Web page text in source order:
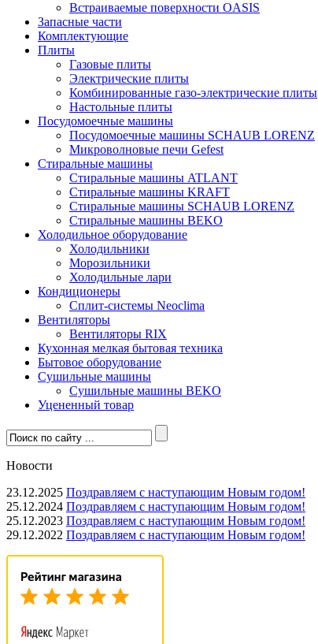
Встраиваемые поверхности OASIS
Запасные части
Комплектующие
Плиты
Газовые плиты
Электрические плиты
Комбинированные газо-электрические плиты
Настольные плиты
Посудомоечные машины
Посудомоечные машины SCHAUB LORENZ
Микроволновые печи Gefest
Стиральные машины
Стиральные машины ATLANT
Стиральные машины KRAFT
Стиральные машины SCHAUB LORENZ
Стиральные машины BEKO
Холодильное оборудование
Холодильники
Морозильники
Холодильные лари
Кондиционеры
Сплит-системы Neoclima
Вентиляторы
Вентиляторы RIX
Кухонная мелкая бытовая техника
Бытовое оборудование
Сушильные машины
Сушильные машины BEKO
Уцененный товар
Новости
23.12.2025 Поздравляем с наступающим Новым годом!
25.12.2024 Поздравляем с наступающим Новым годом!
25.12.2023 Поздравляем с наступающим Новым годом!
29.12.2022 Поздравляем с наступающим Новым годом!